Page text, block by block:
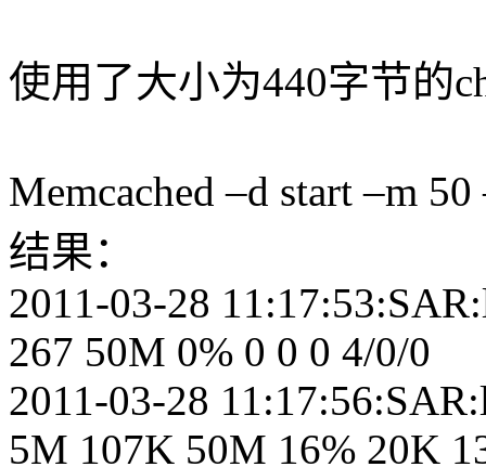
使用了大小为440字节的
Memcached –d start –m
结果：
2011-03-28
267 50M 0% 0 0 0 4/0/0
2011-03-28
5M 107K 50M 16% 20K